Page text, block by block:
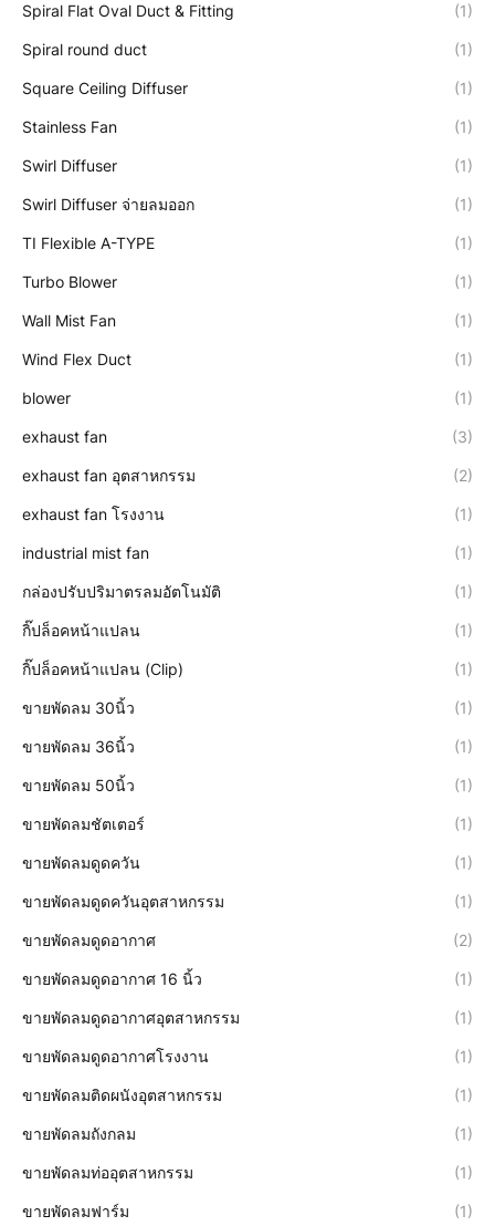
Spiral Flat Oval Duct & Fitting (1)
Spiral round duct (1)
Square Ceiling Diffuser (1)
Stainless Fan (1)
Swirl Diffuser (1)
Swirl Diffuser จ่ายลมออก (1)
TI Flexible A-TYPE (1)
Turbo Blower (1)
Wall Mist Fan (1)
Wind Flex Duct (1)
blower (1)
exhaust fan (3)
exhaust fan อุตสาหกรรม (2)
exhaust fan โรงงาน (1)
industrial mist fan (1)
กล่องปรับปริมาตรลมอัตโนมัติ (1)
กิ๊ปล็อคหน้าแปลน (1)
กิ๊ปล็อคหน้าแปลน (Clip) (1)
ขายพัดลม 30นิ้ว (1)
ขายพัดลม 36นิ้ว (1)
ขายพัดลม 50นิ้ว (1)
ขายพัดลมชัตเตอร์ (1)
ขายพัดลมดูดควัน (1)
ขายพัดลมดูดควันอุตสาหกรรม (1)
ขายพัดลมดูดอากาศ (2)
ขายพัดลมดูดอากาศ 16 นิ้ว (1)
ขายพัดลมดูดอากาศอุตสาหกรรม (1)
ขายพัดลมดูดอากาศโรงงาน (1)
ขายพัดลมติดผนังอุตสาหกรรม (1)
ขายพัดลมถังกลม (1)
ขายพัดลมท่ออุตสาหกรรม (1)
ขายพัดลมฟาร์ม (1)